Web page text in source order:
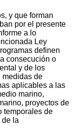
y que forman
por el presente
a lo
Ley
definen
consecución o
y de los
medidas de
aplicables a las
marino,
proyectos de
temporales de
de la